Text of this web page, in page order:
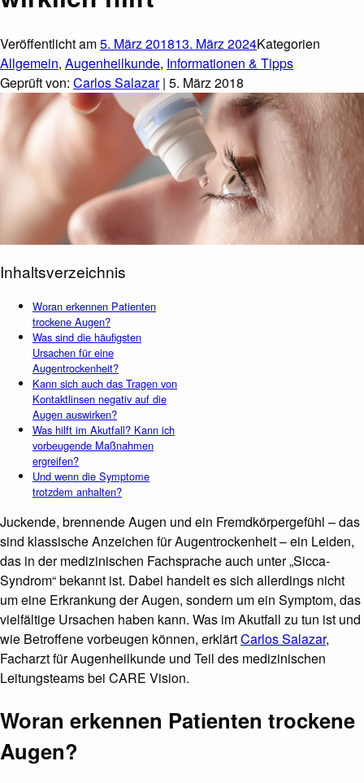
Veröffentlicht am5. März 201813. März 2024Kategorien
Allgemein, Augenheilkunde, Informationen & Tipps
Geprüft von: Carlos Salazar| 5. März 2018
Inhaltsverzeichnis
Woran erkennen Patienten
trockene Augen?
Was sind die häufigsten
Ursachen für eine
Augentrockenheit?
Kann sich auch das Tragen von
Kontaktlinsen negativ auf die
Augen auswirken?
Was hilft im Akutfall? Kann ich
vorbeugende Maßnahmen
ergreifen?
Und wenn die Symptome
trotzdem anhalten?
Juckende, brennende Augen und ein Fremdkörpergefühl – das
sind klassische Anzeichen für Augentrockenheit – ein Leiden,
das in der medizinischen Fachsprache auch unter „Sicca-
Syndrom“ bekannt ist. Dabei handelt es sich allerdings nicht
um eine Erkrankung der Augen, sondern um ein Symptom, das
vielfältige Ursachen haben kann. Was im Akutfall zu tun ist und
wie Betroffene vorbeugen können, erklärtCarlos Salazar,
Facharzt für Augenheilkunde und Teil des medizinischen
Leitungsteams bei CARE Vision.
Woran erkennen Patienten trockene
Augen?